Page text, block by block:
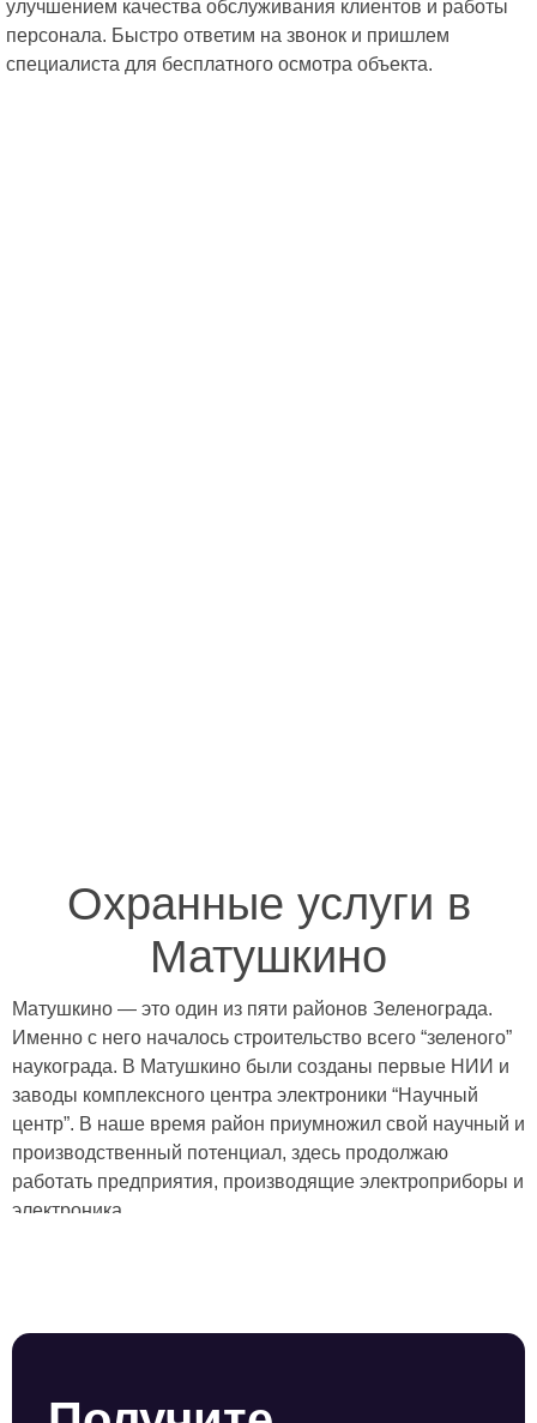
улучшением качества обслуживания клиентов и работы
персонала. Быстро ответим на звонок и пришлем
специалиста для бесплатного осмотра объекта.
Охранные услуги в
Матушкино
Матушкино — это один из пяти районов Зеленограда.
Именно с него началось строительство всего “зеленого”
наукограда. В Матушкино были созданы первые НИИ и
заводы комплексного центра электроники “Научный
центр”. В наше время район приумножил свой научный и
производственный потенциал, здесь продолжаю
работать предприятия, производящие электроприборы и
электроника.
подразделение, которое специализируется на работе в